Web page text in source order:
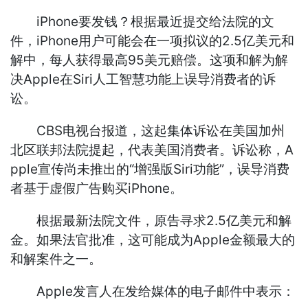
iPhone要发钱？根据最近提交给法院的文
件，iPhone用户可能会在一项拟议的2.5亿美元和
解中，每人获得最高95美元赔偿。这项和解为解
决Apple在Siri人工智慧功能上误导消费者的诉
讼。
CBS电视台报道，这起集体诉讼在美国加州
北区联邦法院提起，代表美国消费者。诉讼称，A
pple宣传尚未推出的“增强版Siri功能”，误导消费
者基于虚假广告购买iPhone。
根据最新法院文件，原告寻求2.5亿美元和解
金。如果法官批准，这可能成为Apple金额最大的
和解案件之一。
Apple发言人在发给媒体的电子邮件中表示：